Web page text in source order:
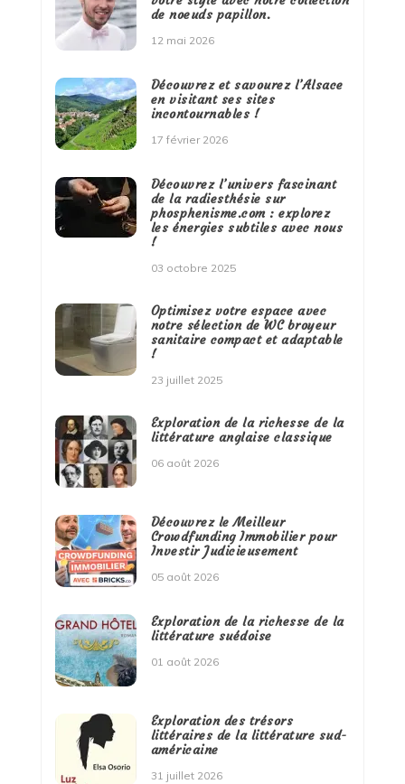
de noeuds papillon.
12 mai 2026
Découvrez et savourez l’Alsace
en visitant ses sites
incontournables !
17 février 2026
Découvrez l’univers fascinant
de la radiesthésie sur
phosphenisme.com : explorez
les énergies subtiles avec nous
!
03 octobre 2025
Optimisez votre espace avec
notre sélection de WC broyeur
sanitaire compact et adaptable
!
23 juillet 2025
Exploration de la richesse de la
littérature anglaise classique
06 août 2026
Découvrez le Meilleur
Crowdfunding Immobilier pour
Investir Judicieusement
05 août 2026
Exploration de la richesse de la
littérature suédoise
01 août 2026
Exploration des trésors
littéraires de la littérature sud-
américaine
31 juillet 2026